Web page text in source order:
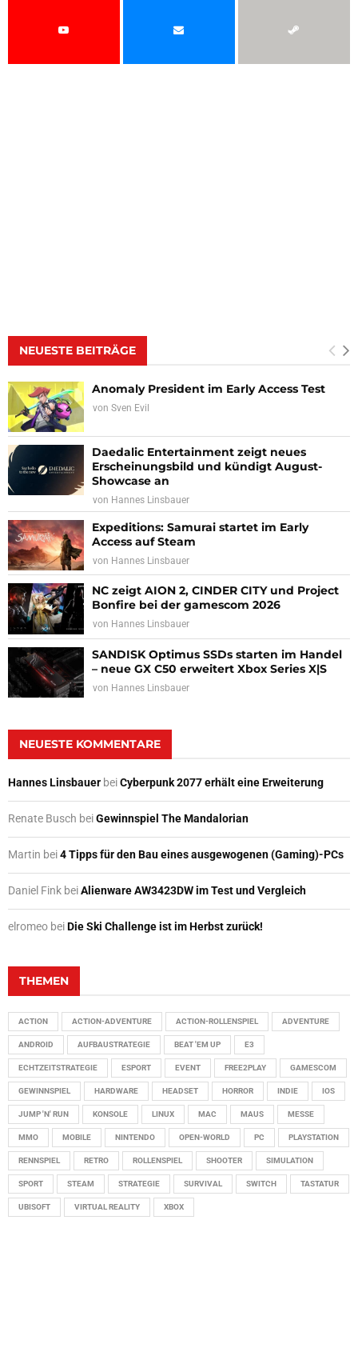
NEUESTE BEITRÄGE
Anomaly President im Early Access Test
von Sven Evil
Daedalic Entertainment zeigt neues
Erscheinungsbild und kündigt August-
Showcase an
von Hannes Linsbauer
Expeditions: Samurai startet im Early
Access auf Steam
von Hannes Linsbauer
NC zeigt AION 2, CINDER CITY und Project
Bonfire bei der gamescom 2026
von Hannes Linsbauer
SANDISK Optimus SSDs starten im Handel
– neue GX C50 erweitert Xbox Series X|S
von Hannes Linsbauer
NEUESTE KOMMENTARE
Hannes Linsbauer beiCyberpunk 2077 erhält eine Erweiterung
Renate Busch beiGewinnspiel The Mandalorian
Martin bei4 Tipps für den Bau eines ausgewogenen (Gaming)-PCs
Daniel Fink beiAlienware AW3423DW im Test und Vergleich
elromeo beiDie Ski Challenge ist im Herbst zurück!
THEMEN
ACTION ACTION-ADVENTURE ACTION-ROLLENSPIEL ADVENTURE
ANDROID AUFBAUSTRATEGIE BEAT 'EM UP E3
ECHTZEITSTRATEGIE ESPORT EVENT FREE2PLAY GAMESCOM
GEWINNSPIEL HARDWARE HEADSET HORROR INDIE IOS
JUMP 'N' RUN KONSOLE LINUX MAC MAUS MESSE
MMO MOBILE NINTENDO OPEN-WORLD PC PLAYSTATION
RENNSPIEL RETRO ROLLENSPIEL SHOOTER SIMULATION
SPORT STEAM STRATEGIE SURVIVAL SWITCH TASTATUR
UBISOFT VIRTUAL REALITY XBOX